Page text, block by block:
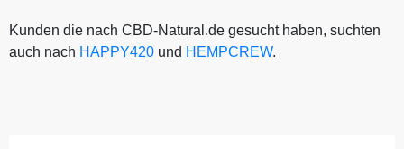
Kunden die nach CBD-Natural.de gesucht haben, suchten
auch nach HAPPY420 und HEMPCREW.